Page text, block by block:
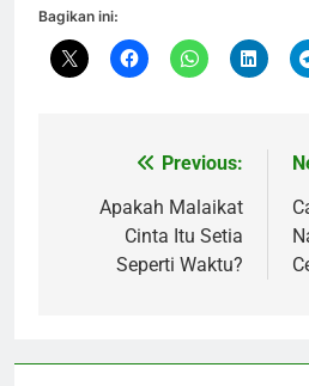
Bagikan ini:
Navigasi
pos
Previous:
Apakah Malaikat
Cinta Itu Setia
Seperti Waktu?